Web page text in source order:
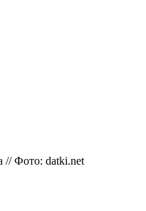
// Фото: datki.net